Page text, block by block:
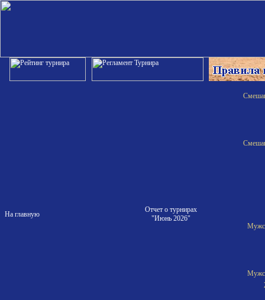
На главную
Отчет о турнирах
"Июнь 2026"